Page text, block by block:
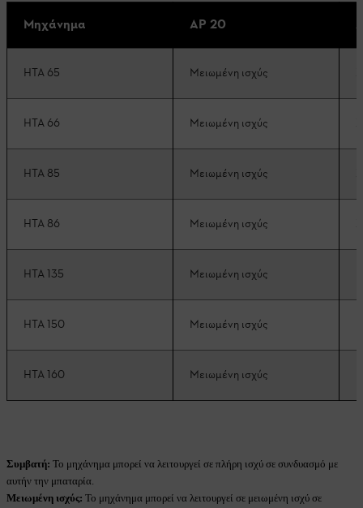
Μηχάνημα AP 20
HTA 65 Μειωμένη ισχύς
HTA 66 Μειωμένη ισχύς
HTA 85 Μειωμένη ισχύς
HTA 86 Μειωμένη ισχύς
HTA 135 Μειωμένη ισχύς
HTA 150 Μειωμένη ισχύς
HTA 160 Μειωμένη ισχύς
Συμβατή: Το μηχάνημα μπορεί να λειτουργεί σε πλήρη ισχύ σε συνδυασμό με
αυτήν την μπαταρία.
Μειωμένη ισχύς: Το μηχάνημα μπορεί να λειτουργεί σε μειωμένη ισχύ σε